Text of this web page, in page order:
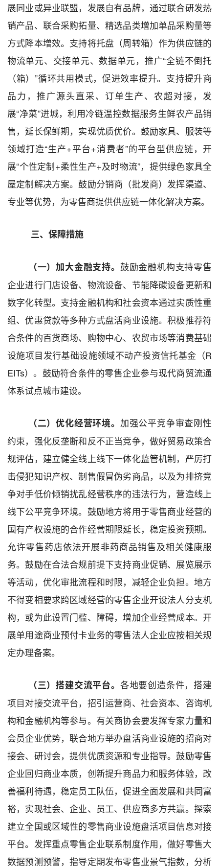
展同业或异业联盟，发展自有品牌，通过联合研发热
销产品、联合采购拓量、精选品类增加单品采购量等
方式降本增效。支持将托盘（周转箱）作为供应链的
物流单元、交接单元、数据单元，推广“全链不倒托
（箱）”循环共用模式，促进效率提升。支持提升商
品力，推广源头直采、订单生产、农超对接，发
展“净菜”进城，利用冷链温控数据服务生鲜农产品销
售，延长保鲜期，实现优质优价。鼓励家具、服装等
领域打造“生产+平台+消费者”的平台型供应链，开
展“个性定制+柔性生产+及时物流”，提供绿色家具全
屋定制解决方案。鼓励分销商（批发商）发挥渠道、
专业等优势，为零售商提供供应链一体化解决方案。
三、保障措施
（一）加大金融支持。 鼓励金融机构支持零售
企业进行门店设备、物流设备、节能降碳设备更新和
数字化转型。 支持金融机构和社会资本通过实质性重
组、优惠贷款等多种方式盘活商业设施。积极推荐符
合条件的百货商场、购物中心、农贸市场等消费基础
设施项目发行基础设施领域不动产投资信托基金（R
EITs）。鼓励符合条件的零售企业参与现代商贸流通
体系试点城市建设。
（二）优化经营环境。 加强公平竞争审查刚性
约束，强化反垄断和反不正当竞争，做好贸易政策合
规评估， 建立健全线上线下一体化监管机制， 严厉打
击侵犯知识产权、制售假冒伪劣商品， 以及为排挤竞
争对手低价倾销扰乱经营秩序的违法行为，营造线上
线下公平竞争环境。鼓励地方将用于零售商业经营的
国有产权设施的合作经营期限延长，稳定投资预期。
允许零售药店依法开展非药商品销售及相关健康服
务。鼓励在合法合规前提下支持商业促销、展览展示
等活动，优化审批流程和时限，减轻企业负担。 地方
不得变相要求跨区域经营的零售企业开设法人分支机
构，或为此设置门槛、障碍，增加企业经营成本。开
展单用途商业预付卡业务的零售法人企业应按相关规
定办理备案。
（三）搭建交流平台。 各地要创造条件，搭建
项目对接交流平台，招引运营商、社会资本、咨询机
构和金融机构等参与。有关商协会要发挥专家力量和
会员企业优势，联合地方举办盘活商业设施的招商对
接会、研讨会，提供优质资源和专业指导。鼓励零售
企业回归商业本质，创新提升商品力和服务体验，改
善福利待遇，稳定员工队伍，促进全面发展和共同富
裕，实现社会、企业、员工、供应商多方共赢。探索
建立全国或区域性的零售商业设施盘活项目信息对接
平台。发挥重点零售企业联系制度作用，做好零售大
数据预测预警，指导定期发布零售业景气指数，分析